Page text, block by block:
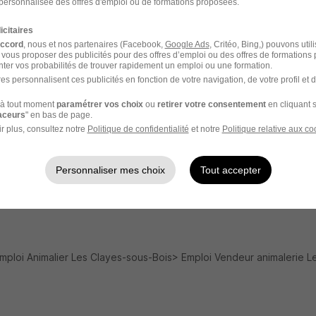
Emploi Conflans-Sainte-Honorine
Emploi Maitre chien
Emploi Palefrenier
Entreprises Vendeur animalerie
Emploi Animaux
Animalier Les Clayes-sous-Bois
Emploi Vendeur animalerie
, nous et nos partenaires (Facebook, Google Ads, Critéo, Bing,) pouvons
proposer des publicités pour des offres d’emploi ou des offres de formations
vos probabilités de trouver rapidement un emploi ou une formation.
personnalisent ces publicités en fonction de votre navigation, de votre profil et
tout moment paramétrer vos choix ou retirer votre consentementen cliquant
" en bas de page.
plus, consultez notre Politique de confidentialité et notre Politique relative aux
Personnaliser mes choix Tout accepter